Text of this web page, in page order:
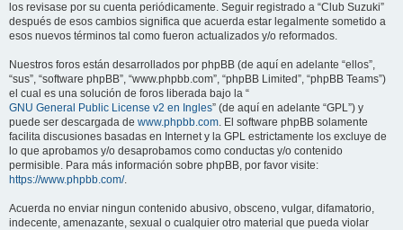
los revisase por su cuenta periódicamente. Seguir registrado a “Club Suzuki”
después de esos cambios significa que acuerda estar legalmente sometido a
esos nuevos términos tal como fueron actualizados y/o reformados.
Nuestros foros están desarrollados por phpBB (de aquí en adelante “ellos”,
“sus”, “software phpBB”, “www.phpbb.com”, “phpBB Limited”, “phpBB Teams”)
el cual es una solución de foros liberada bajo la “
GNU General Public License v2 en Ingles” (de aquí en adelante “GPL”) y
puede ser descargada de www.phpbb.com. El software phpBB solamente
facilita discusiones basadas en Internet y la GPL estrictamente los excluye de
lo que aprobamos y/o desaprobamos como conductas y/o contenido
permisible. Para más información sobre phpBB, por favor visite:
https://www.phpbb.com/.
Acuerda no enviar ningun contenido abusivo, obsceno, vulgar, difamatorio,
indecente, amenazante, sexual o cualquier otro material que pueda violar